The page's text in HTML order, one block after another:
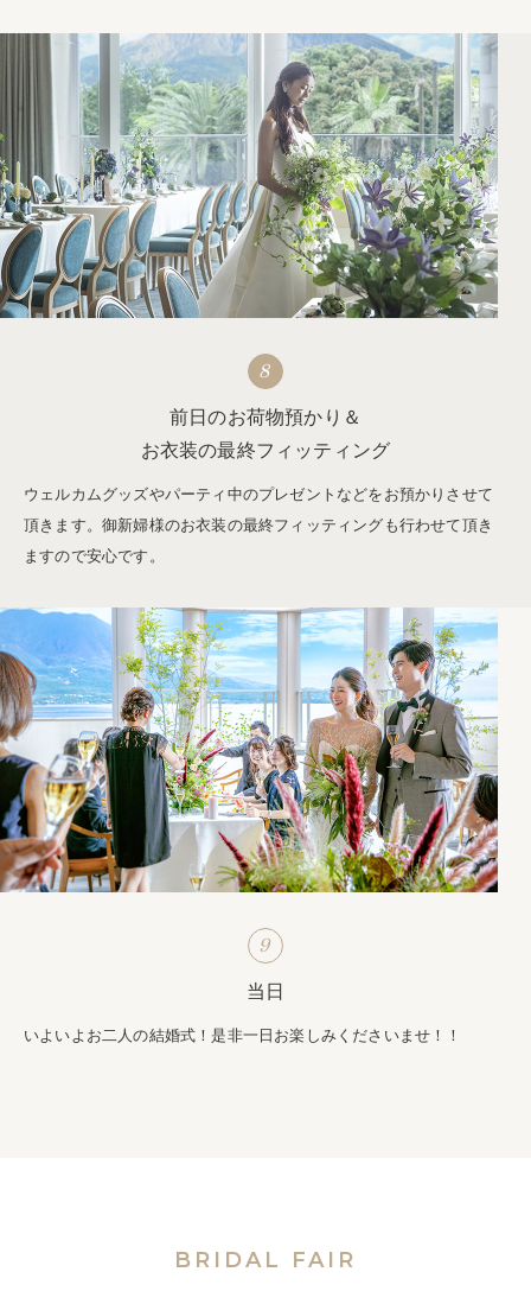
8
前日のお荷物預かり＆
お衣装の最終フィッティング
ウェルカムグッズやパーティ中のプレゼントなどをお預かりさせて
頂きます。御新婦様のお衣装の最終フィッティングも行わせて頂き
ますので安心です。
9
当日
いよいよお二人の結婚式！是非一日お楽しみくださいませ！！
BRIDAL FAIR